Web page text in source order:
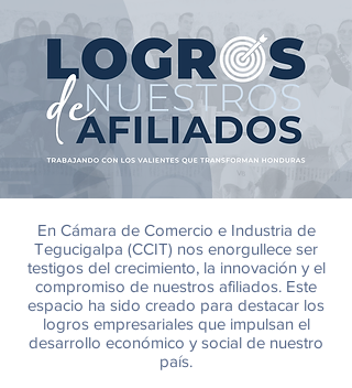
En Cámara de Comercio e Industria de
Tegucigalpa (CCIT) nos enorgullece ser
testigos del crecimiento, la innovación y el
compromiso de nuestros afiliados. Este
espacio ha sido creado para destacar los
logros empresariales que impulsan el
desarrollo económico y social de nuestro
país.